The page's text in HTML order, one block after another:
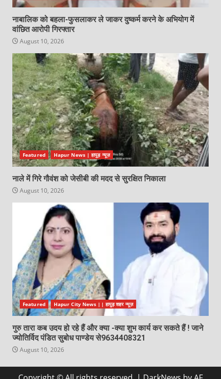
नाबालिक को बहला-फुसलाकर ले जाकर दुष्कर्म करने के अभियोग में
वांछित आरोपी गिरफ्तार
August 10, 2026
Featured Hapur News | हापुड़ न्यूज़
नाले में गिरे गौवंश को जेसीबी की मदद से सुरक्षित निकाला
August 10, 2026
Featured Hapur City News || हापुड़ शहर न्यूज़
गुरु तारा कब उदय हो रहे हैं और क्या -क्या शुभ कार्य कर सकते हैं ! जाने
ज्योतिर्विद पंडित सुबोध पाण्डेय से9634408321
August 10, 2026